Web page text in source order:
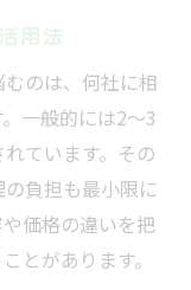
い社数の目
考え方
落とし穴解説
ナー
ーを解説
者選び術
用法
のは、何社に相
一般的には2～3
ています。その
負担も最小限に
価格の違いを把
とがあります。